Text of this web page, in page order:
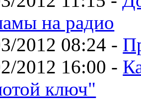
на радио
2012 08:24 -
2012 16:00 -
ключ"